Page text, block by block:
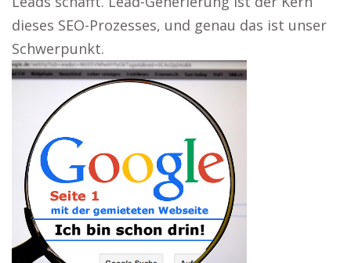
dieses SEO-Prozesses, und genau das ist unser
Schwerpunkt.